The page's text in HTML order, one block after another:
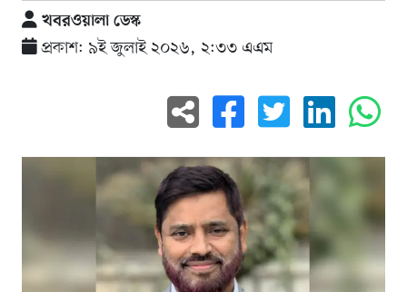
খবরওয়ালা ডেস্ক
প্রকাশ: ৯ই জুলাই ২০২৬, ২:৩৩ এএম